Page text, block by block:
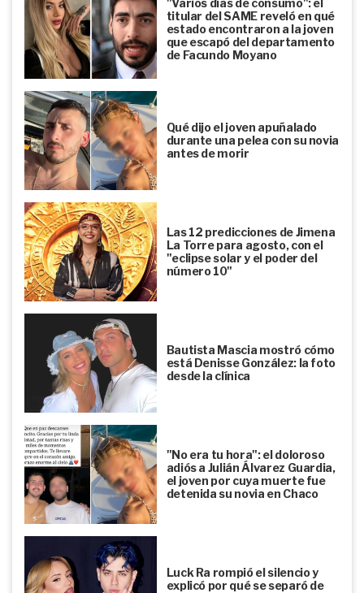
"Varios días de consumo": el
titular del SAME reveló en qué
estado encontraron a la joven
que escapó del departamento
de Facundo Moyano
Qué dijo el joven apuñalado
durante una pelea con su novia
antes de morir
Las 12 predicciones de Jimena
La Torre para agosto, con el
"eclipse solar y el poder del
número 10"
Bautista Mascia mostró cómo
está Denisse González: la foto
desde la clínica
"No era tu hora": el doloroso
adiós a Julián Álvarez Guardia,
el joven por cuya muerte fue
detenida su novia en Chaco
Luck Ra rompió el silencio y
explicó por qué se separó de